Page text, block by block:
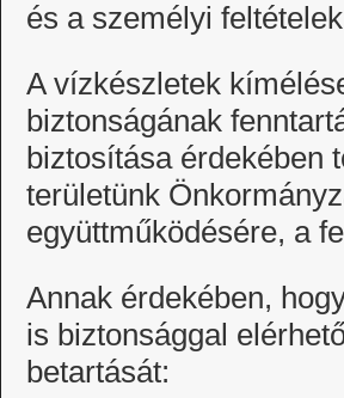
és a személyi
A vízkészletek
biztonságának
biztosítása érdekében
területünk
együttműködésére, a
Annak érdekében,
is biztonsággal
betartását: